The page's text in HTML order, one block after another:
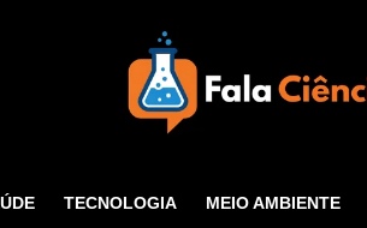
Tecnologia
TECNOLOGIA MEIO AMBIENTE